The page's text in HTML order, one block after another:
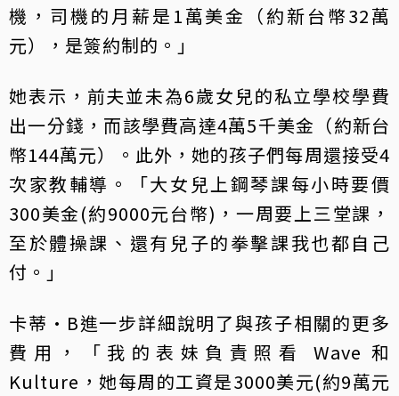
機，司機的月薪是1萬美金（約新台幣32萬
元），是簽約制的。」
她表示，前夫並未為6歲女兒的私立學校學費
出一分錢，而該學費高達4萬5千美金（約新台
幣144萬元）。此外，她的孩子們每周還接受4
次家教輔導。「大女兒上鋼琴課每小時要價
300美金(約9000元台幣)，一周要上三堂課，
至於體操課、還有兒子的拳擊課我也都自己
付。」
卡蒂·B進一步詳細說明了與孩子相關的更多
費用，「我的表妹負責照看 Wave 和
Kulture，她每周的工資是3000美元(約9萬元